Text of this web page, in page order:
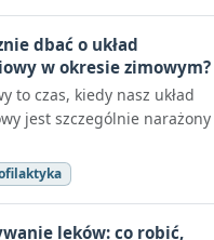
dbać o układ
w okresie zimowym?
to czas, kiedy nasz układ
jest szczególnie narażony
leków: co robić,